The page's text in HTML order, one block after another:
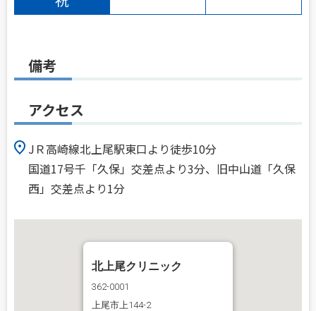
備考
アクセス
JＲ高崎線北上尾駅東口より徒歩10分
国道17号千「久保」交差点より3分、旧中山道「久保
西」交差点より1分
北上尾クリニック
362-0001
上尾市上144-2